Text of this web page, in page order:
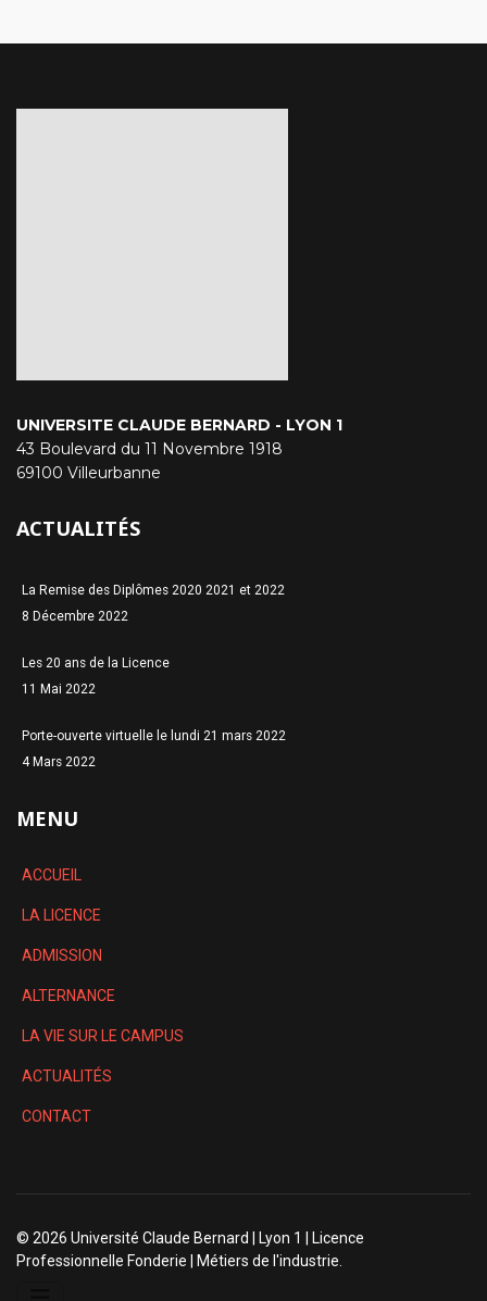
UNIVERSITE CLAUDE BERNARD - LYON 1
43 Boulevard du 11 Novembre 1918
69100 Villeurbanne
ACTUALITÉS
La Remise des Diplômes 2020 2021 et 2022
8 Décembre 2022
Les 20 ans de la Licence
11 Mai 2022
Porte-ouverte virtuelle le lundi 21 mars 2022
4 Mars 2022
MENU
ACCUEIL
LA LICENCE
ADMISSION
ALTERNANCE
LA VIE SUR LE CAMPUS
ACTUALITÉS
CONTACT
© 2026 Université Claude Bernard | Lyon 1 | Licence
Professionnelle Fonderie | Métiers de l'industrie.